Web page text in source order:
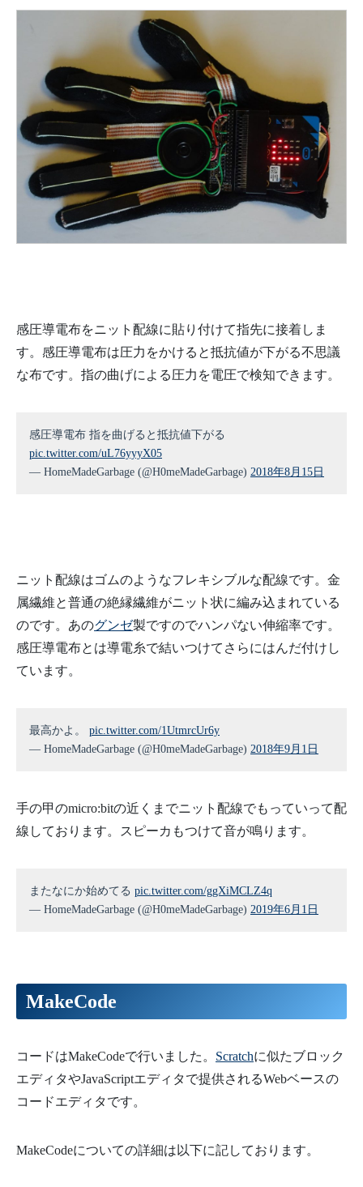
感圧導電布をニット配線に貼り付けて指先に接着しま
す。感圧導電布は圧力をかけると抵抗値が下がる不思議
な布です。指の曲げによる圧力を電圧で検知できます。
感圧導電布 指を曲げると抵抗値下がる
pic.twitter.com/uL76yyyX05
— HomeMadeGarbage (@H0meMadeGarbage) 2018年8月15日
ニット配線はゴムのようなフレキシブルな配線です。金
属繊維と普通の絶縁繊維がニット状に編み込まれている
のです。あのグンゼ製ですのでハンパない伸縮率です。
感圧導電布とは導電糸で結いつけてさらにはんだ付けし
ています。
最高かよ。 pic.twitter.com/1UtmrcUr6y
— HomeMadeGarbage (@H0meMadeGarbage) 2018年9月1日
手の甲のmicro:bitの近くまでニット配線でもっていって配
線しております。スピーカもつけて音が鳴ります。
またなにか始めてる pic.twitter.com/ggXiMCLZ4q
— HomeMadeGarbage (@H0meMadeGarbage) 2019年6月1日
MakeCode
コードはMakeCodeで行いました。 Scratchに似たブロック
エディタやJavaScriptエディタで提供されるWebベースの
コードエディタです。
MakeCodeについての詳細は以下に記しております。